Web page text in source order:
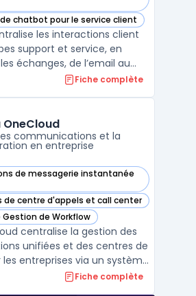
dans cette catégorie
chatbot pour le service client
dans cette catégorie
les interactions client
support et service, en
échanges, de l’email au
par la voix et les réseaux
canal, avec un historique
Fiche complète
communications et la
en entreprise
de messagerie instantanée
dans cette catégorie
de centre d'appels et call center
dans cette catégorie
de Workflow
dans cette catégorie
centralise la gestion des
unifiées et des centres de
entreprises via un système
Les organisations disposent
Fiche complète